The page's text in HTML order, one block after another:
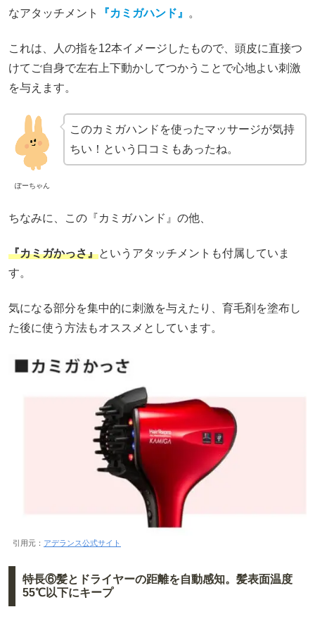
なアタッチメント
『カミガハンド』 。
これは、人の指を12本イメージしたもので、頭皮に直接つ
けてご自身で左右上下動かしてつかうことで心地よい刺激
を与えます。
ぽーちゃん
このカミガハンドを使ったマッサージが気持
ちい！という口コミもあったね。
ちなみに、この『カミガハンド』の他、
『カミガかっさ』というアタッチメントも付属していま
す。
気になる部分を集中的に刺激を与えたり、育毛剤を塗布し
た後に使う方法もオススメとしています。
引用元： アデランス公式サイト
特長⑥髪とドライヤーの距離を自動感知。髪表面温度
55℃以下にキープ